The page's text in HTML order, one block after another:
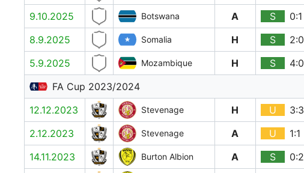
9.10.2025
Botswana A S 0:1
8.9.2025
Somalia H S
2:0
5.9.2025
Mozambique H S 4:0
FA Cup 2023/2024
12.12.2023
Stevenage H U
3:3
2.12.2023
Stevenage A U 1:1
14.11.2023
Burton Albion A S 0:2